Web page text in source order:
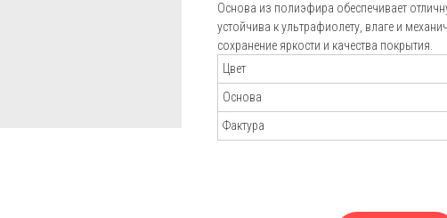
Основа из полиэфира обеспечивает
устойчива к ультрафиолету, влаге и
сохранение яркости и качества покрытия.
Цвет
Основа
Фактура